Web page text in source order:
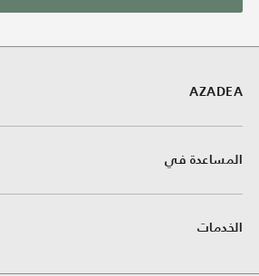
AZADEA
المساعدة في
الخدمات